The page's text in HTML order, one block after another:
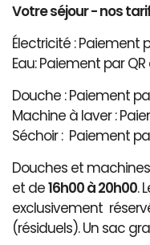
Votre séjour - nos
Électricité : Paiement
Eau: Paiement par
Douche : Paiement
Machine à laver :
Séchoir : Paiement
Douches et
et de16h00 à 20h00.
exclusivement
(résiduels). Un sac